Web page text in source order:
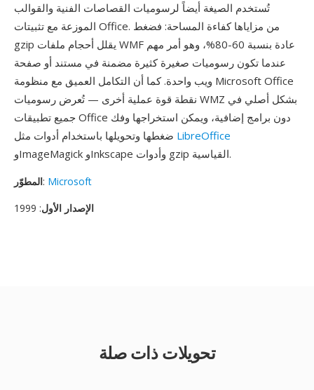
تُستخدم الصيغة أيضاً لرسوميات القصاصات الفنية والقوالب
الموزعة مع تثبيتات Office. من مزاياها كفاءة المساحة: فضغط
gzip يقلل أحجام ملفات WMF عادة بنسبة 60-80%، وهو أمر مهم
عندما تكون رسوميات صغيرة كثيرة مضمنة في مستند أو صفحة
ويب واحدة. كما أن التكامل العميق مع منظومة Microsoft Office
نقطة قوة عملية أخرى — تُعرض رسوميات WMZ بشكل أصلي في
جميع تطبيقات Office دون برامج إضافية، ويمكن استخراجها وفك
LibreOffice
وImageMagick وInkscape وأدوات gzip القياسية.
المطوّر: Microsoft
الإصدار الأول: 1999
تحويلات ذات صلة